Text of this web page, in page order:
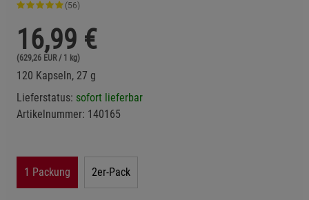
(56)
16,99 €
(629,26 EUR / 1 kg)
120 Kapseln, 27 g
Lieferstatus: sofort lieferbar
Artikelnummer: 140165
1 Packung 2er-Pack